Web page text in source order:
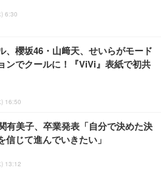
6:30
、櫻坂46・山﨑天、せいらがモード
ンでクールに！『ViVi』表紙で初共
16:50
有美子、卒業発表「自分で決めた決
信じて進んでいきたい」
13:12